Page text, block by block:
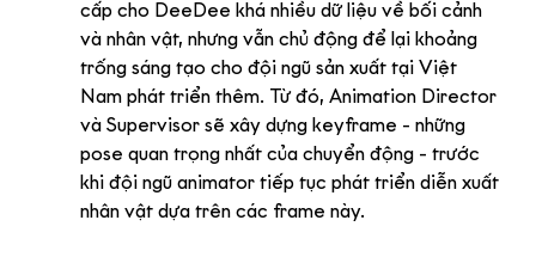
cấp cho DeeDee khá nhiều dữ liệu về bối cảnh
và nhân vật, nhưng vẫn chủ động để lại khoảng
trống sáng tạo cho đội ngũ sản xuất tại Việt
Nam phát triển thêm. Từ đó, Animation Director
và Supervisor sẽ xây dựng keyframe - những
pose quan trọng nhất của chuyển động - trước
khi đội ngũ animator tiếp tục phát triển diễn xuất
nhân vật dựa trên các frame này.